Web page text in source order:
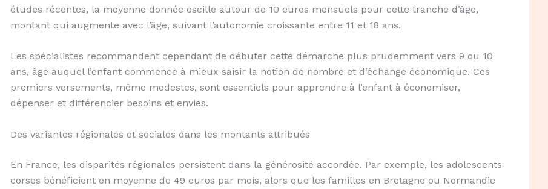
études récentes, la moyenne donnée oscille autour de 10 euros mensuels pour cette tranche d’âge,
montant qui augmente avec l’âge, suivant l’autonomie croissante entre 11 et 18 ans.
Les spécialistes recommandent cependant de débuter cette démarche plus prudemment vers 9 ou 10
ans, âge auquel l’enfant commence à mieux saisir la notion de nombre et d’échange économique. Ces
premiers versements, même modestes, sont essentiels pour apprendre à l’enfant à économiser,
dépenser et différencier besoins et envies.
Des variantes régionales et sociales dans les montants attribués
En France, les disparités régionales persistent dans la générosité accordée. Par exemple, les adolescents
corses bénéficient en moyenne de 49 euros par mois, alors que les familles en Bretagne ou Normandie